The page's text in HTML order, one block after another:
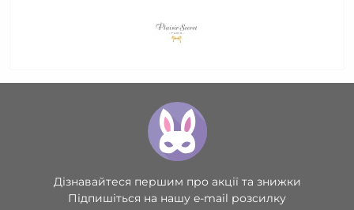
Дізнавайтеся першим про акції та знижки
Підпишіться на нашу e-mail розсилку